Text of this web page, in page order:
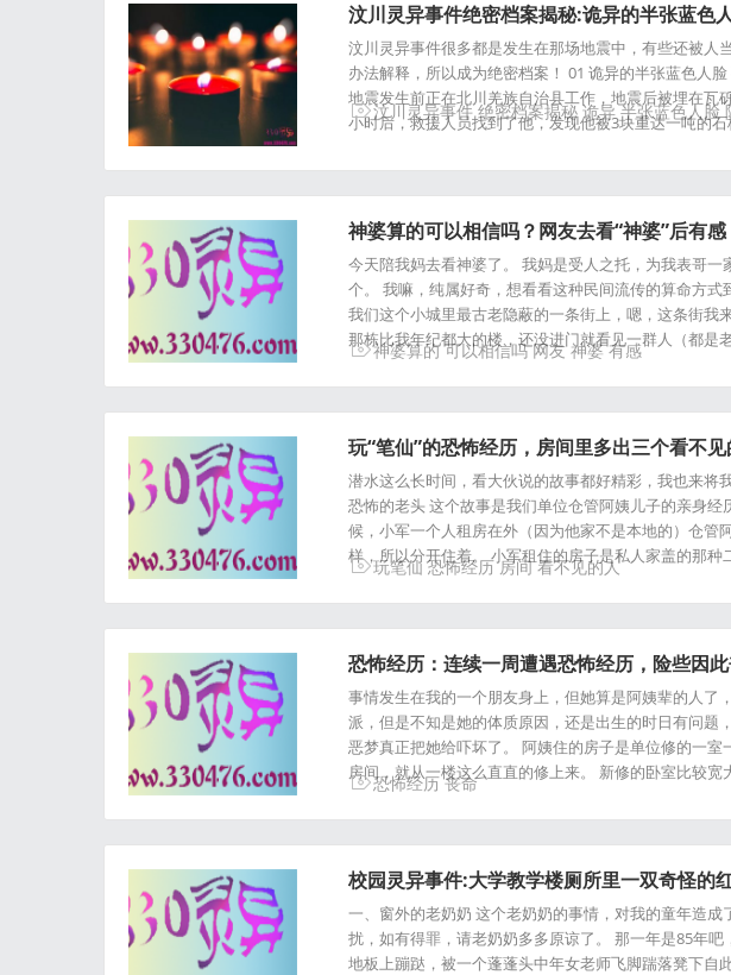
汶川灵异事件绝密档案揭秘:诡异的半张蓝色
汶川灵异事件很多都是发生在那场地震中，有些还被人
办法解释，所以成为绝密档案！ 01 诡异的半张蓝色人
地震发生前正在北川羌族自治县工作，地震后被埋在瓦
小时后，救援人员找到了他，发现他被3块重达一吨的
汶川灵异事件 绝密档案揭秘 诡异 半张蓝色人脸
神婆算的可以相信吗？网友去看“神婆”后有感
今天陪我妈去看神婆了。 我妈是受人之托，为我表哥
个。 我嘛，纯属好奇，想看看这种民间流传的算命方
我们这个小城里最古老隐蔽的一条街上，嗯，这条街我
那栋比我年纪都大的楼，还没进门就看见一群人（都是
神婆算的 可以相信吗 网友 神婆 有感
玩“笔仙”的恐怖经历，房间里多出三个看不见
潜水这么长时间，看大伙说的故事都好精彩，我也来将
恐怖的老头 这个故事是我们单位仓管阿姨儿子的亲身
候，小军一个人租房在外（因为他家不是本地的）仓管
样，所以分开住着。 小军租住的房子是私人家盖的那种
玩笔仙 恐怖经历 房间 看不见的人
恐怖经历：连续一周遭遇恐怖经历，险些因
事情发生在我的一个朋友身上，但她算是阿姨辈的人了
派，但是不知是她的体质原因，还是出生的时日有问题
恶梦真正把她给吓坏了。 阿姨住的房子是单位修的一
房间，就从一楼这么直直的修上来。 新修的卧室比较宽
恐怖经历 丧命
校园灵异事件:大学教学楼厕所里一双奇怪的
一、窗外的老奶奶 这个老奶奶的事情，对我的童年造
扰，如有得罪，请老奶奶多多原谅了。 那一年是85年
地板上蹦跶，被一个蓬蓬头中年女老师飞脚踹落凳下自